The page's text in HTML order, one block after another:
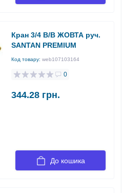
Кран 3/4 В/В ЖОВТА руч.
SANTAN PREMIUM
Код товару: web107103164
0
344.28 грн.
До кошика